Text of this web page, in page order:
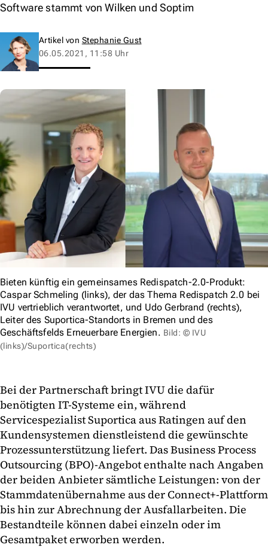
Software stammt von Wilken und Soptim
Artikel von Stephanie Gust
06.05.2021, 11:58 Uhr
Bieten künftig ein gemeinsames Redispatch-2.0-Produkt:
Caspar Schmeling (links), der das Thema Redispatch 2.0 bei
IVU vertrieblich verantwortet, und Udo Gerbrand (rechts),
Leiter des Suportica-Standorts in Bremen und des
Geschäftsfelds Erneuerbare Energien. Bild: © IVU
(links)/Suportica(rechts)
Bei der Partnerschaft bringt IVU die dafür
benötigten IT-Systeme ein, während
Servicespezialist Suportica aus Ratingen auf den
Kundensystemen dienstleistend die gewünschte
Prozessunterstützung liefert. Das Business Process
Outsourcing (BPO)-Angebot enthalte nach Angaben
der beiden Anbieter sämtliche Leistungen: von der
Stammdatenübernahme aus der Connect+-Plattform
bis hin zur Abrechnung der Ausfallarbeiten. Die
Bestandteile können dabei einzeln oder im
Gesamtpaket erworben werden.